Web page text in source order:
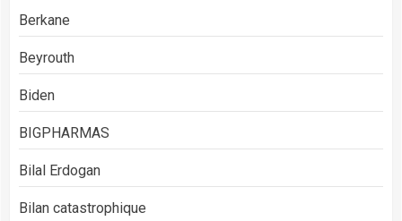
Berkane
Beyrouth
Biden
BIGPHARMAS
Bilal Erdogan
Bilan catastrophique